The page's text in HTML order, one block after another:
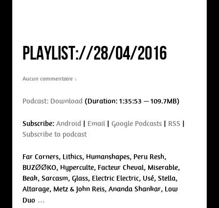
PLAYLIST://28/04/2016
Aucun commentaire ↓
Podcast: Download (Duration: 1:35:53 — 109.7MB)
Subscribe: Android | Email | Google Podcasts | RSS |
Subscribe to podcast
Far Corners, Lithics, Humanshapes, Peru Resh,
BUZØØKO, Hyperculte, Facteur Cheval, Miserable,
Beak, Sarcasm, Glass, Electric Electric, Usé, Stella,
Altarage, Metz & John Reis, Ananda Shankar, Low
Duo …